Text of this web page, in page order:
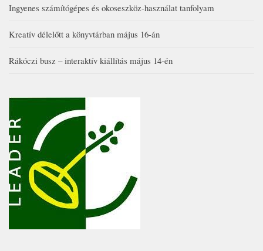
Ingyenes számítógépes és okoseszköz-használat tanfolyam
Kreatív délelőtt a könyvtárban május 16-án
Rákóczi busz – interaktív kiállítás május 14-én